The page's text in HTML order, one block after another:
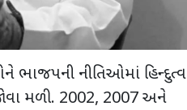
ભાજપની નીતિઓમાં હિન્દુત્વ
મળી. 2002, 2007 અને